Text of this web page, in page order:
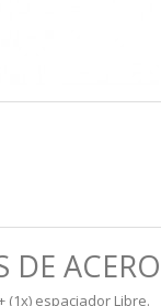
DE
(1x) espaciador Libre.